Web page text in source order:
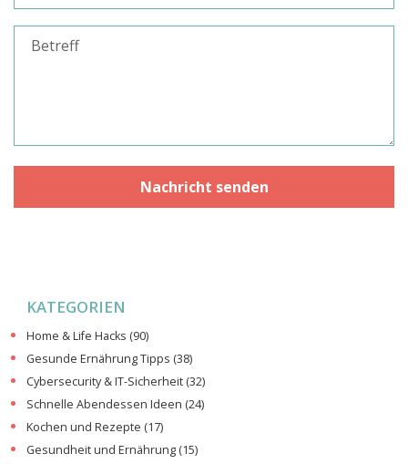
KATEGORIEN
Home & Life Hacks (90)
Gesunde Ernährung Tipps (38)
Cybersecurity & IT-Sicherheit (32)
Schnelle Abendessen Ideen (24)
Kochen und Rezepte (17)
Gesundheit und Ernährung (15)